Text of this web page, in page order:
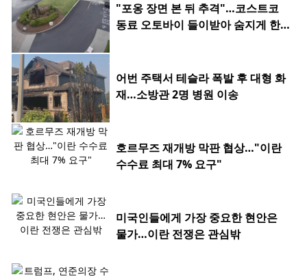
"포옹 장면 본 뒤 추격"…코스트코
동료 오토바이 들이받아 숨지게 한 2
어번 주택서 테슬라 폭발 후 대형 화
재…소방관 2명 병원 이송
호르무즈 재개방 막판 협상…"이란
수수료 최대 7% 요구"
미국인들에게 가장 중요한 현안은
물가…이란 전쟁은 관심밖